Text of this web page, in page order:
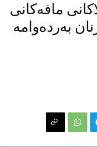
مافەکانی
بەردەوامە